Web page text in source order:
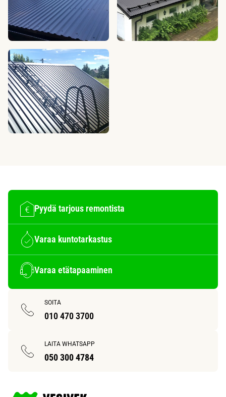
Pyydä tarjous remontista
Varaa kuntotarkastus
Varaa etätapaaminen
SOITA
010 470 3700
LAITA WHATSAPP
050 300 4784